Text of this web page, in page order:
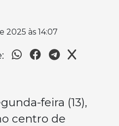
2025 às 14:07
feira (13),
centro de